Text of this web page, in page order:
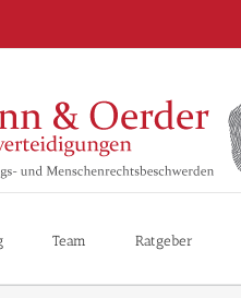
Team Ratgeber